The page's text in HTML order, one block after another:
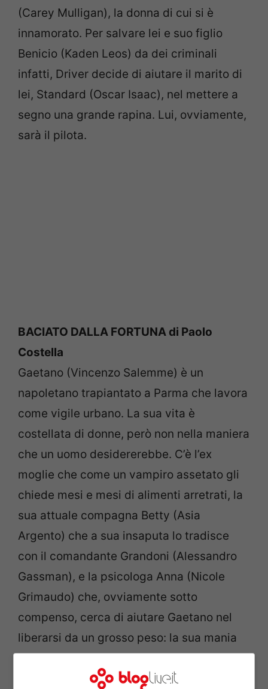
(Carey Mulligan), la donna di cui si è
innamorato. Per salvare lei e suo figlio
Benicio (Kaden Leos) da dei criminali
infatti, Driver decide di aiutare il marito di
lei, Standard (Oscar Isaac), nel mettere a
segno una grande rapina. Lui, ovviamente,
sarà il pilota.
BACIATO DALLA FORTUNA di Paolo
Costella
Gaetano (Vincenzo Salemme) è un
napoletano trapiantato a Parma che lavora
come vigile urbano. La sua vita è
costellata di donne, però non nella maniera
che un uomo desidererebbe. C’è l’ex
moglie che come un vampiro assetato gli
chiede mesi e mesi di alimenti arretrati, la
sua attuale compagna Betty (Asia
Argento) che a sua insaputa lo tradisce
con il comandante Grandoni (Alessandro
Gassman), e la psicologa Anna (Nicole
Grimaudo) che, ovviamente sotto
compenso, cerca di aiutare Gaetano nel
liberarsi da un grosso peso: la sua mania
per il gioco e il supernalotto. Sempre gli
stessi numeri, tre volte a settimana. E